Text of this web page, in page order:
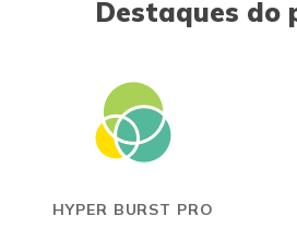
Destaques do
HYPER BURST PRO